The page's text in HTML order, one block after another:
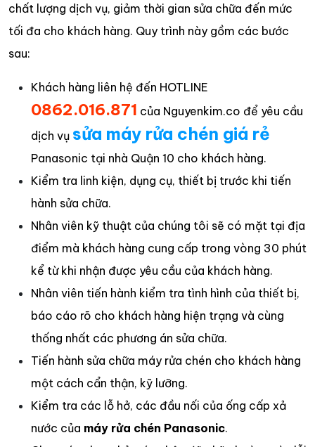
chất lượng dịch vụ, giảm thời gian sửa chữa đến mức
tối đa cho khách hàng. Quy trình này gồm các bước
sau:
Khách hàng liên hệ đến HOTLINE
0862.016.871 của Nguyenkim.co để yêu cầu
dịch vụ sửa máy rửa chén giá rẻ
Panasonic tại nhà Quận 10 cho khách hàng.
Kiểm tra linh kiện, dụng cụ, thiết bị trước khi tiến
hành sửa chữa.
Nhân viên kỹ thuật của chúng tôi sẽ có mặt tại địa
điểm mà khách hàng cung cấp trong vòng 30 phút
kể từ khi nhận được yêu cầu của khách hàng.
Nhân viên tiến hành kiểm tra tình hình của thiết bị,
báo cáo rõ cho khách hàng hiện trạng và cùng
thống nhất các phương án sửa chữa.
Tiến hành sửa chữa máy rửa chén cho khách hàng
một cách cẩn thận, kỹ lưỡng.
Kiểm tra các lỗ hở, các đầu nối của ống cấp xả
nước của máy rửa chén Panasonic.